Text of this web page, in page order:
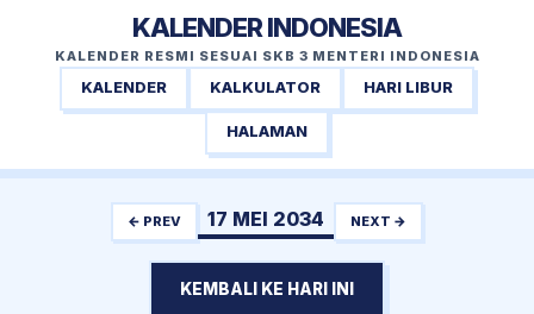
KALENDER INDONESIA
KALENDER RESMI SESUAI SKB 3 MENTERI INDONESIA
KALENDER KALKULATOR HARI LIBUR
HALAMAN
← PREV 17 MEI 2034 NEXT →
KEMBALI KE HARI INI